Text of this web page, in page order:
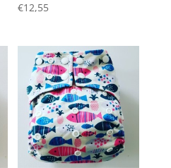
€12,55